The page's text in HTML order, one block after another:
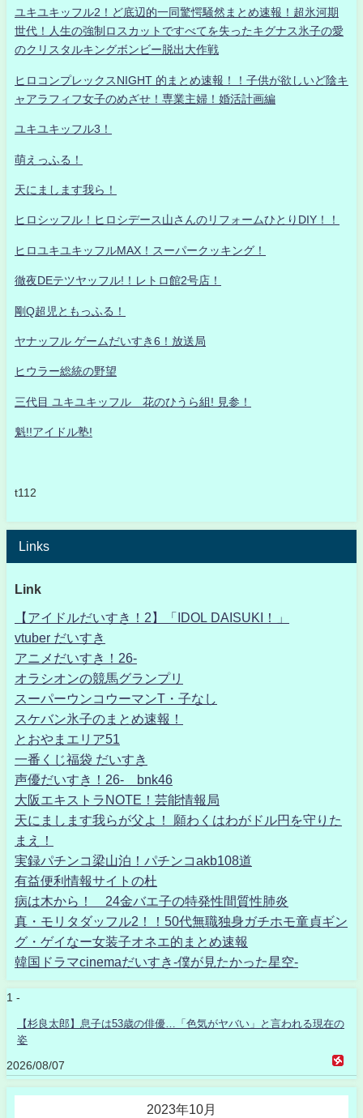
ユキユキッフル2！ど底辺的一同驚愕騒然まとめ速報！超氷河期
世代！人生の強制ロスカットですべてを失ったキグナス氷子の愛
のクリスタルキングボンビー脱出大作戦
ヒロコンプレックスNIGHT 的まとめ速報！！子供が欲しいど陰キ
ャアラフィフ女子のめざせ！専業主婦！婚活計画編
ユキユキッフル3！
萌えっふる！
天にまします我ら！
ヒロシッフル！ヒロシデース山さんのリフォームひとりDIY！！
ヒロユキユキッフルMAX！スーパークッキング！
徹夜DEテツヤッフル!！レトロ館2号店！
剛Q超児ともっふる！
ヤナッフル ゲームだいすき6！放送局
ヒウラー総統の野望
三代目 ユキユキッフル 花のひうら組! 見参！
魁!!アイドル塾!
t112
Links
Link
【アイドルだいすき！2】「IDOL DAISUKI！」
vtuber だいすき
アニメだいすき！26-
オラシオンの競馬グランプリ
スーパーウンコウーマンT・子なし
スケバン氷子のまとめ速報！
とおやまエリア51
一番くじ福袋 だいすき
声優だいすき！26- bnk46
大阪エキストラNOTE！芸能情報局
天にまします我らが父よ！ 願わくはわがドル円を守りた
まえ！
実録パチンコ梁山泊！パチンコakb108道
有益便利情報サイトの杜
病は木から！ 24金バエ子の特発性間質性肺炎
真・モリタダッフル2！！50代無職独身ガチホモ童貞ギン
グ・ゲイなー女装子オネエ的まとめ速報
韓国ドラマcinemaだいすき-僕が見たかった星空-
1 -
【杉良太郎】息子は53歳の俳優…「色気がヤバい」と言われる現在の
姿
2026/08/07
2023年10月